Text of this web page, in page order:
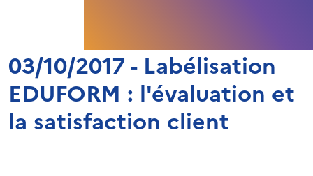
03/10/2017 - Labélisation
EDUFORM : l'évaluation et
la satisfaction client